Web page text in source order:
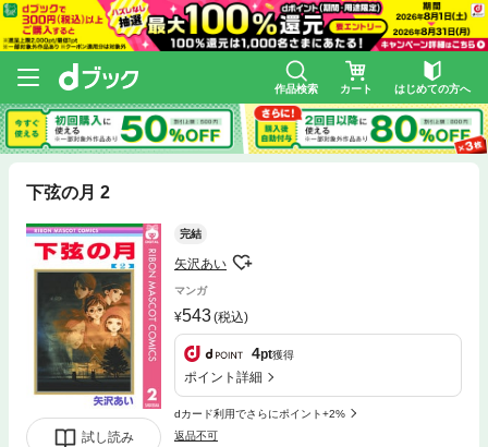
作品検索 カート はじめての方へ
下弦の月 2
試し読み
完結
矢沢あい
マンガ
543(税込)
4pt獲得
ポイント詳細
dカード利用でさらにポイント+2%
返品不可